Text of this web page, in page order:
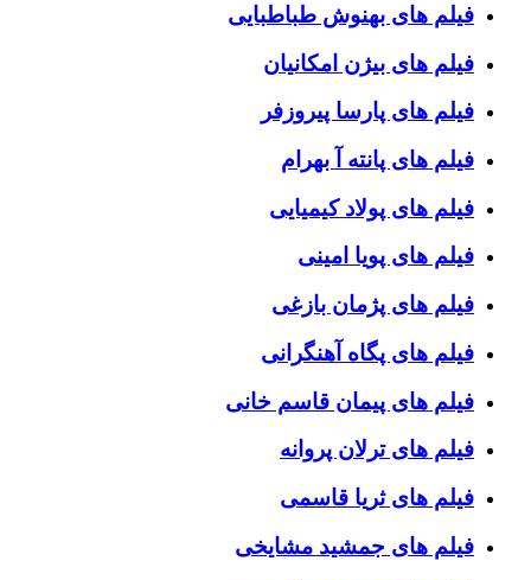
فیلم های بهنوش طباطبایی
فیلم های بیژن امکانیان
فیلم های پارسا پیروزفر
فیلم های پانته آ بهرام
فیلم های پولاد کیمیایی
فیلم های پویا امینی
فیلم های پژمان بازغی
فیلم های پگاه آهنگرانی
فیلم های پیمان قاسم خانی
فیلم های ترلان پروانه
فیلم های ثریا قاسمی
فیلم های جمشید مشایخی